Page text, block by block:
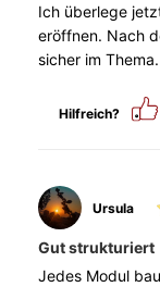
Ich überlege
eröffnen. Nach
sicher im Thema.
Hilfreich?
Ursula
Gut strukturiert
Jedes Modul